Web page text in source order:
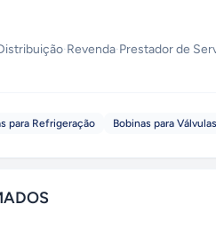
·Revenda·Prestador de
para Refrigeração Bobinas para